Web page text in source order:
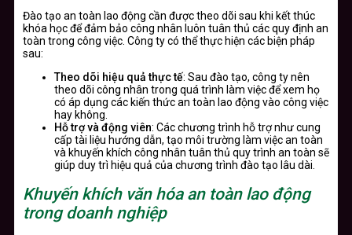
Đào tạo an toàn lao động cần được theo dõi sau khi kết thúc
khóa học để đảm bảo công nhân luôn tuân thủ các quy định an
toàn trong công việc. Công ty có thể thực hiện các biện pháp
sau:
Theo dõi hiệu quả thực tế: Sau đào tạo, công ty nên
theo dõi công nhân trong quá trình làm việc để xem họ
có áp dụng các kiến thức an toàn lao động vào công việc
hay không.
Hỗ trợ và động viên: Các chương trình hỗ trợ như cung
cấp tài liệu hướng dẫn, tạo môi trường làm việc an toàn
và khuyến khích công nhân tuân thủ quy trình an toàn sẽ
giúp duy trì hiệu quả của chương trình đào tạo lâu dài.
Khuyến khích văn hóa an toàn lao động
trong doanh nghiệp